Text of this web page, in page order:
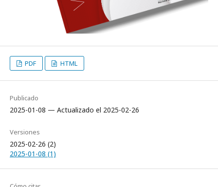
PDF HTML
Publicado
2025-01-08 — Actualizado el 2025-02-26
Versiones
2025-02-26 (2)
2025-01-08 (1)